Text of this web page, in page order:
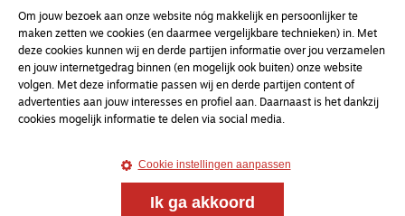
Kvk-nummer 33277063
NL46 INGB 0117 5827 86
info@onderwegonline.nl
Om jouw bezoek aan onze website nóg makkelijk en persoonlijker te
maken zetten we cookies (en daarmee vergelijkbare technieken) in. Met
deze cookies kunnen wij en derde partijen informatie over jou verzamelen
en jouw internetgedrag binnen (en mogelijk ook buiten) onze website
volgen. Met deze informatie passen wij en derde partijen content of
advertenties aan jouw interesses en profiel aan. Daarnaast is het dankzij
cookies mogelijk informatie te delen via social media.
Cookie instellingen aanpassen
Ik ga akkoord